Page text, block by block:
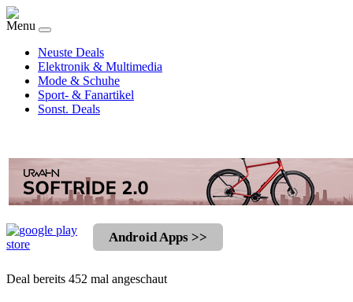
Menu
Neuste Deals
Elektronik & Multimedia
Mode & Schuhe
Sport- & Fanartikel
Sonst. Deals
Android Apps >>
Deal bereits 452 mal angeschaut